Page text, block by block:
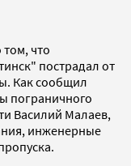
что
пострадал от
Как сообщил
пограничного
Василий Малаев,
инженерные